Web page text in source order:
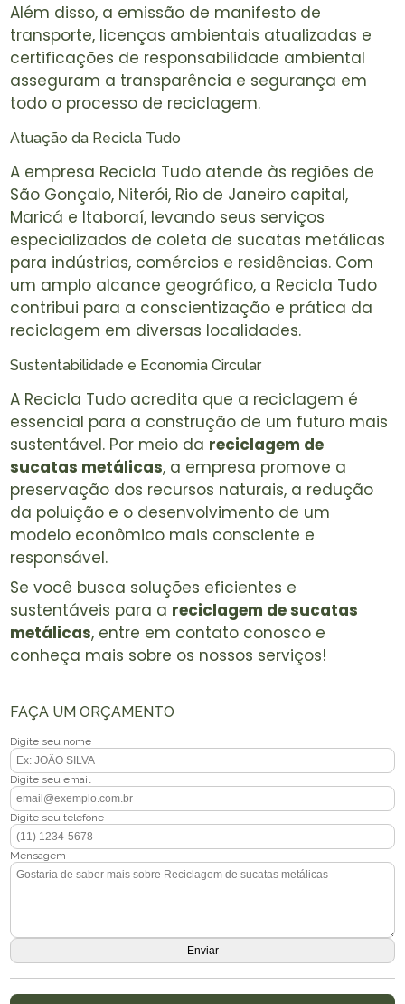
Além disso, a emissão de manifesto de
transporte, licenças ambientais atualizadas e
certificações de responsabilidade ambiental
asseguram a transparência e segurança em
todo o processo de reciclagem.
Atuação da Recicla Tudo
A empresa Recicla Tudo atende às regiões de
São Gonçalo, Niterói, Rio de Janeiro capital,
Maricá e Itaboraí, levando seus serviços
especializados de coleta de sucatas metálicas
para indústrias, comércios e residências. Com
um amplo alcance geográfico, a Recicla Tudo
contribui para a conscientização e prática da
reciclagem em diversas localidades.
Sustentabilidade e Economia Circular
A Recicla Tudo acredita que a reciclagem é
essencial para a construção de um futuro mais
sustentável. Por meio da reciclagem de
sucatas metálicas, a empresa promove a
preservação dos recursos naturais, a redução
da poluição e o desenvolvimento de um
modelo econômico mais consciente e
responsável.
Se você busca soluções eficientes e
sustentáveis para a reciclagem de sucatas
metálicas, entre em contato conosco e
conheça mais sobre os nossos serviços!
FAÇA UM ORÇAMENTO
Digite seu nome
Digite seu email
Digite seu telefone
Mensagem